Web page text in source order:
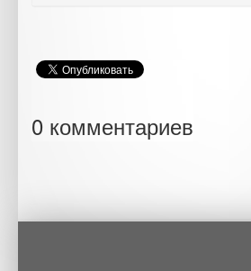
0 комментариев